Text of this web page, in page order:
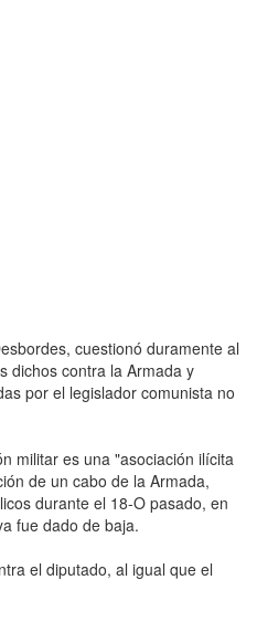
cuestionó duramente al
dichos contra la Armada y
por el legislador comunista no
militar es una "asociación ilícita
de un cabo de la Armada,
durante el 18-O pasado, en
fue dado de baja.
el diputado, al igual que el